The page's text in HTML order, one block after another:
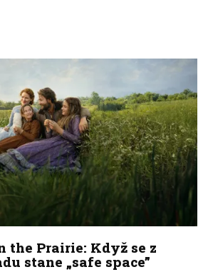
the Prairie: Když se z
stane „safe space”